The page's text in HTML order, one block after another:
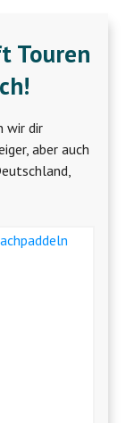
Touren
wir dir
aber auch